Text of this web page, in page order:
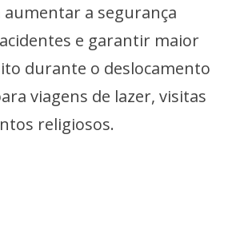
aumentar a segurança
e garantir maior
durante o deslocamento
viagens de lazer, visitas
religiosos.